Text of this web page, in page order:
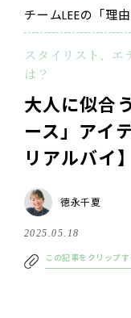
チームLEEの「理
スタイリスト、
は？
大人に似合
ース」アイ
リアルバイ】
徳永千夏
2025.05.18
この記事をクリップす